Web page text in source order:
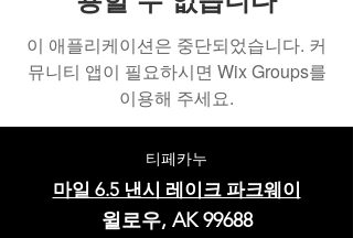
이 애플리케이션은 중단되었습니다. 커
뮤니티 앱이 필요하시면 Wix Groups를
이용해 주세요.
티페카누
마일 6.5 낸시 레이크 파크웨이
윌로우, AK 99688